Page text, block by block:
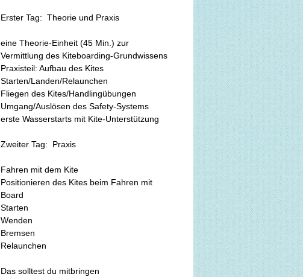
Erster Tag:  Theorie und Praxis
eine Theorie-Einheit (45 Min.) zur
Vermittlung des Kiteboarding-Grundwissens
Praxisteil: Aufbau des Kites
Starten/Landen/Relaunchen
Fliegen des Kites/Handlingübungen
Umgang/Auslösen des Safety-Systems
erste Wasserstarts mit Kite-Unterstützung
Zweiter Tag:  Praxis
Fahren mit dem Kite
Positionieren des Kites beim Fahren mit
Board
Starten
Wenden
Bremsen
Relaunchen
Das solltest du mitbringen